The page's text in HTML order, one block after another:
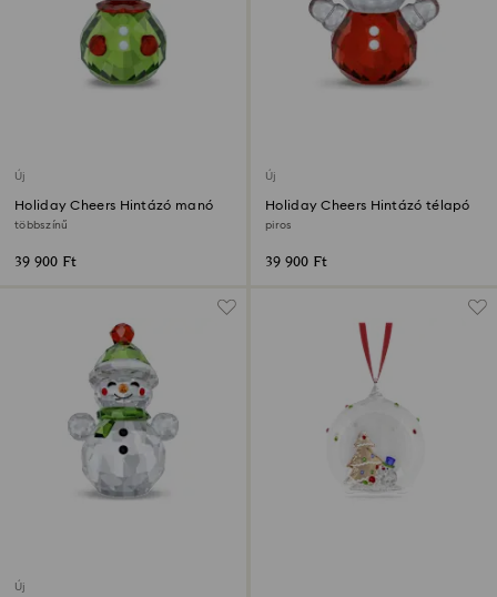
Új
Holiday Cheers Hintázó manó
többszínű
39 900 Ft
Új
Holiday Cheers Hintázó télapó
piros
39 900 Ft
Új